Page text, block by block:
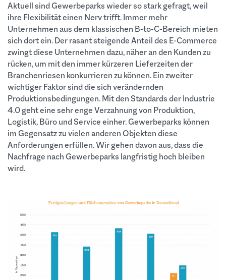
Aktuell sind Gewerbeparks wieder so stark gefragt, weil
ihre Flexibilität einen Nerv trifft. Immer mehr
Unternehmen aus dem klassischen B-to-C-Bereich mieten
sich dort ein. Der rasant steigende Anteil des E-Commerce
zwingt diese Unternehmen dazu, näher an den Kunden zu
rücken, um mit den immer kürzeren Lieferzeiten der
Branchenriesen konkurrieren zu können. Ein zweiter
wichtiger Faktor sind die sich verändernden
Produktionsbedingungen. Mit den Standards der Industrie
4.0 geht eine sehr enge Verzahnung von Produktion,
Logistik, Büro und Service einher. Gewerbeparks können
im Gegensatz zu vielen anderen Objekten diese
Anforderungen erfüllen. Wir gehen davon aus, dass die
Nachfrage nach Gewerbeparks langfristig hoch bleiben
wird.